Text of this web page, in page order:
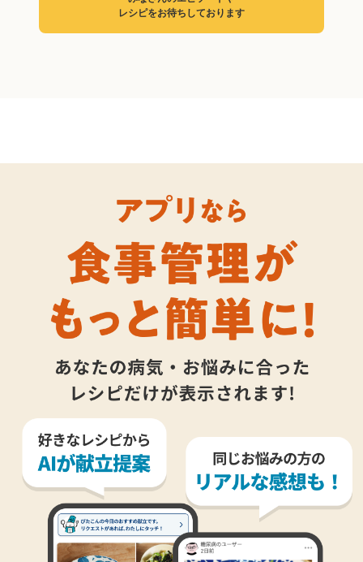
レシピをお待ちしております